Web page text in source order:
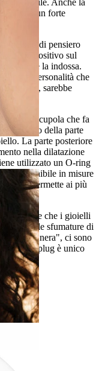
porta un forte
metodo di pensiero
effetto positivo sul
che la indossa.
nostra personalità che
ragione, sarebbe
forma di cupola che fa
Il bordo della parte
La parte posteriore
nella dilatazione
utilizzato un O-ring
è disponibile in misure
che permette ai più
succedere che i gioielli
le sfumature di
"nera", ci sono
ogni plug è unico